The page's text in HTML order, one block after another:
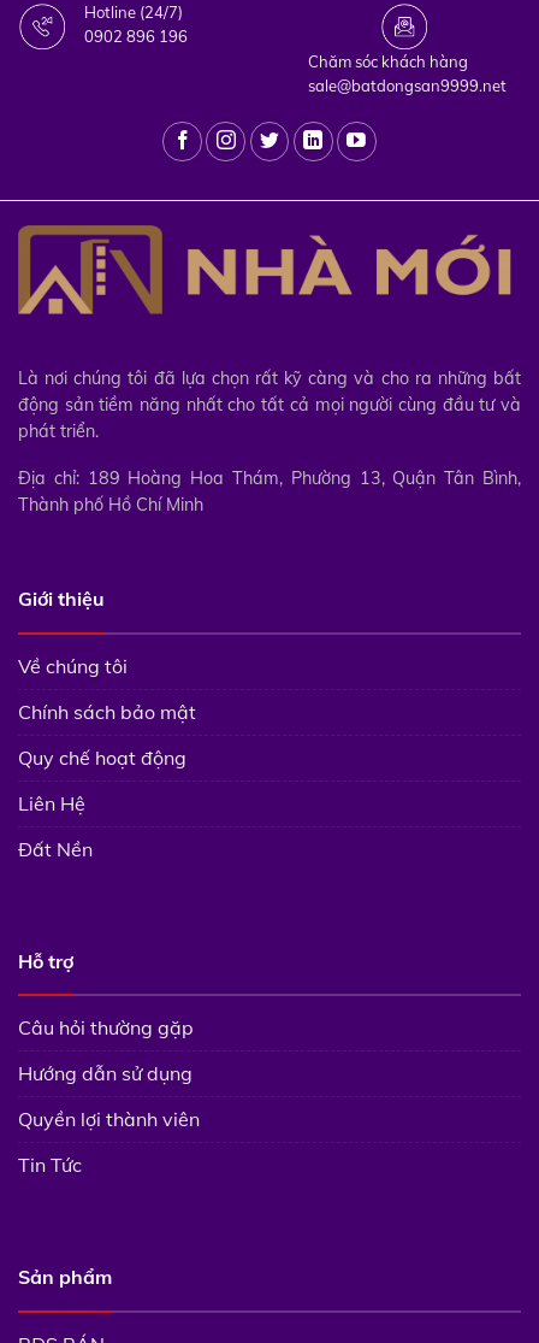
Hotline (24/7)
0902 896 196
Chăm sóc khách hàng
sale@batdongsan9999.net
Là nơi chúng tôi đã lựa chọn rất kỹ càng và cho ra những bất
động sản tiềm năng nhất cho tất cả mọi người cùng đầu tư và
phát triển.
Địa chỉ: 189 Hoàng Hoa Thám, Phường 13, Quận Tân Bình,
Thành phố Hồ Chí Minh
Giới thiệu
Về chúng tôi
Chính sách bảo mật
Quy chế hoạt động
Liên Hệ
Đất Nền
Hỗ trợ
Câu hỏi thường gặp
Hướng dẫn sử dụng
Quyền lợi thành viên
Tin Tức
Sản phẩm